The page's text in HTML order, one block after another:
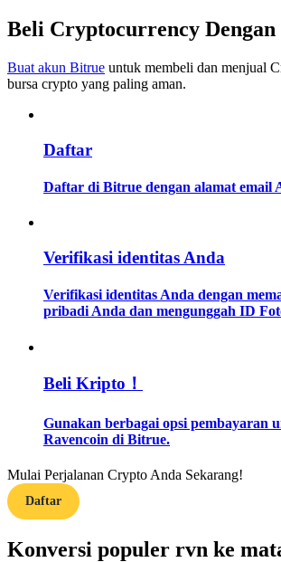
Memandu
Pelajari cara untuk tetap menghasilkan
Beli Cryptocurrency
Buat akun Bitrue untuk membeli dan menjual
bursa crypto yang paling aman.
Daftar
Daftar di Bitrue dengan alamat email
Verifikasi identitas Anda
Verifikasi identitas Anda dengan
pribadi Anda dan mengunggah ID
Beli Kripto！
Gunakan berbagai opsi pembayaran
Ravencoin di Bitrue.
Mulai Perjalanan Crypto Anda Sekarang!
Daftar
Konversi populer rvn ke